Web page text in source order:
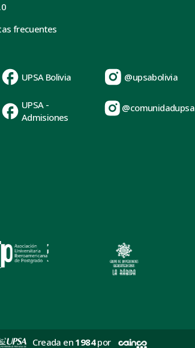
frecuentes
UPSA Bolivia
UPSA -
Admisiones
@upsabolivia
@comunidadupsa
Creada en 1984por